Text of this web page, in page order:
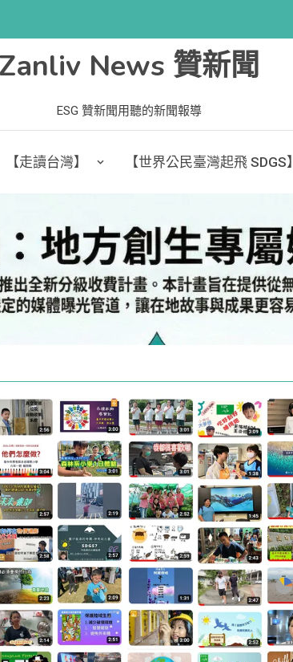
Zanliv News 贊新聞
ESG 贊新聞用聽的新聞報導
【走讀台灣】 【世界公民臺灣起飛 SDGS】